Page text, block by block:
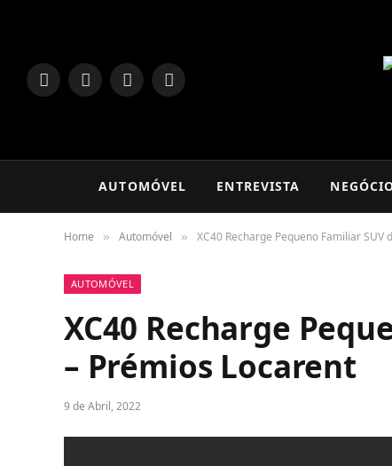
LinkedInFacebookInstagram
TikTok
AUTOMÓVEL ENTREVISTA
Home » Automóvel » XC40 Recharge Pequeno Familiar SUV
AUTOMÓVEL
XC40 Recharge
– Prémios Locarent
9 de Abril, 2022